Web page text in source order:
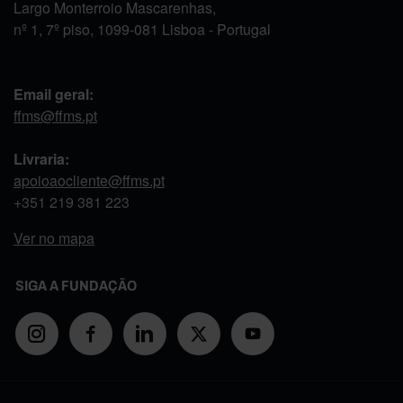
Largo Monterroio Mascarenhas,
nº 1, 7º piso, 1099-081 Lisboa - Portugal
Email geral:
ffms@ffms.pt
Livraria:
apoioaocliente@ffms.pt
+351 219 381 223
Ver no mapa
SIGA A FUNDAÇÃO